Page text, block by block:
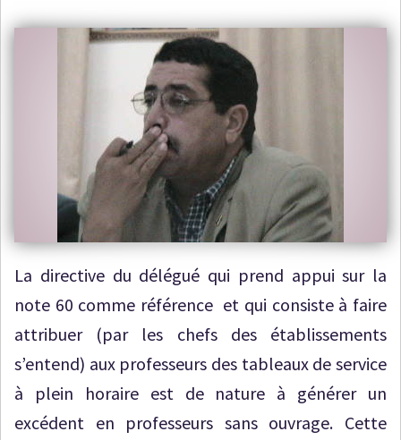
La directive du délégué qui prend appui sur la
note 60 comme référence et qui consiste à faire
attribuer (par les chefs des établissements
s’entend) aux professeurs des tableaux de service
à plein horaire est de nature à générer un
excédent en professeurs sans ouvrage. Cette